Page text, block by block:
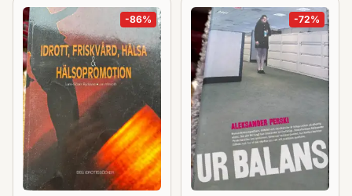
-86% -72%